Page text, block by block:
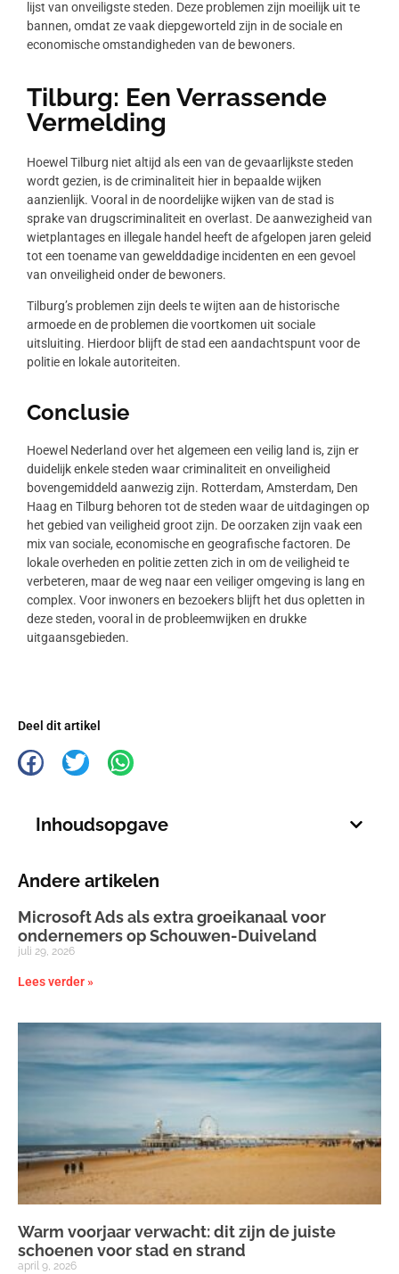
lijst van onveiligste steden. Deze problemen zijn moeilijk uit te
bannen, omdat ze vaak diepgeworteld zijn in de sociale en
economische omstandigheden van de bewoners.
Tilburg: Een Verrassende
Vermelding
Hoewel Tilburg niet altijd als een van de gevaarlijkste steden
wordt gezien, is de criminaliteit hier in bepaalde wijken
aanzienlijk. Vooral in de noordelijke wijken van de stad is
sprake van drugscriminaliteit en overlast. De aanwezigheid van
wietplantages en illegale handel heeft de afgelopen jaren geleid
tot een toename van gewelddadige incidenten en een gevoel
van onveiligheid onder de bewoners.
Tilburg’s problemen zijn deels te wijten aan de historische
armoede en de problemen die voortkomen uit sociale
uitsluiting. Hierdoor blijft de stad een aandachtspunt voor de
politie en lokale autoriteiten.
Conclusie
Hoewel Nederland over het algemeen een veilig land is, zijn er
duidelijk enkele steden waar criminaliteit en onveiligheid
bovengemiddeld aanwezig zijn. Rotterdam, Amsterdam, Den
Haag en Tilburg behoren tot de steden waar de uitdagingen op
het gebied van veiligheid groot zijn. De oorzaken zijn vaak een
mix van sociale, economische en geografische factoren. De
lokale overheden en politie zetten zich in om de veiligheid te
verbeteren, maar de weg naar een veiliger omgeving is lang en
complex. Voor inwoners en bezoekers blijft het dus opletten in
deze steden, vooral in de probleemwijken en drukke
uitgaansgebieden.
Deel dit artikel
Inhoudsopgave
Andere artikelen
Microsoft Ads als extra groeikanaal voor
ondernemers op Schouwen-Duiveland
juli 29, 2026
Lees verder »
Warm voorjaar verwacht: dit zijn de juiste
schoenen voor stad en strand
april 9, 2026